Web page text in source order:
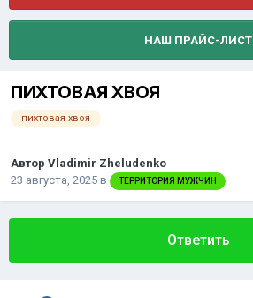
НАШ ПРАЙС-ЛИСТ
ПИХТОВАЯ ХВОЯ
пихтовая хвоя
Автор Vladimir Zheludenko
23 августа, 2025 в ТЕРРИТОРИЯ МУЖЧИН
Ответить